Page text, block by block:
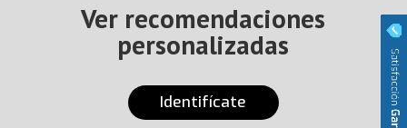
Ver recomendaciones
personalizadas
Identifícate